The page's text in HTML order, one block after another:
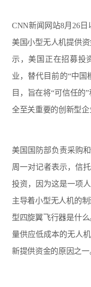
CNN新闻网站8月26
美国小型无人机提供
示，美国正在招募投
业，替代目前的“中国
目，旨在将“可信任的
全至关重要的创新型企
美国国防部负责采购
周一对记者表示，信
投资，因为这是一项
主导着小型无人机的
型四旋翼飞行器是什
量供应低成本的无人
新提供资金的原因之一